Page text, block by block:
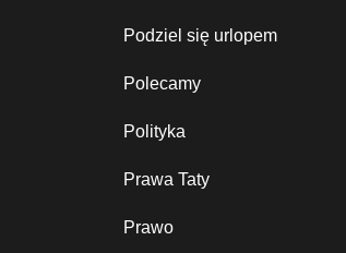
Podziel się urlopem
Polecamy
Polityka
Prawa Taty
Prawo